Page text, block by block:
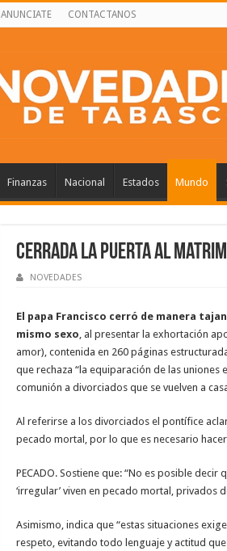
ANUNCIATE CONTACTANOS
Finanzas Nacional Estados Mundo
Cerrada la puerta al
NOVEDADES
El papa Francisco cerró de manera
mismo sexo, al presentar la exhortación
amor), contenida en 260 páginas
que rechaza “la equiparación de las
comunión a divorciados que se vuelven a
Al referirse a los divorciados el pontífice
pecado mortal, por lo que es necesario
PECADO. Sostiene que: “No es posible
‘irregular’ viven en pecado mortal, privados
Asimismo, indica que “estas situaciones
respeto, evitando todo lenguaje y actitud